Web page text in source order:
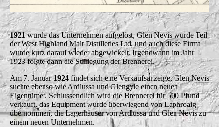
1921wurde das Unternehmen aufgelöst, Glen Nevis wurde Teil
der West Highland Malt Distilleries Ltd. und auch diese Firma
wurde kurz darauf wieder abgewickelt. Irgendwann im Jahr
1923 folgte dann die Stilllegung der Brennerei.
Am 7. Januar1924 findet sich eine Verkaufsanzeige, Glen Nevis
suchte ebenso wie Ardlussa und Glengyle einen neuen
Eigentümer. Schlussendlich wird die Brennerei für 500 Pfund
verkauft, das Equipment wurde überwiegend von Laphroaig
übernommen, die Lagerhäuser von Ardlussa und Glen Nevis zu
einem neuen Unternehmen.